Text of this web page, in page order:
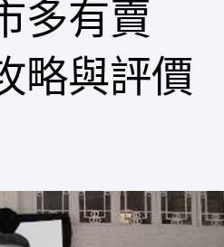
多有賣
略與評價